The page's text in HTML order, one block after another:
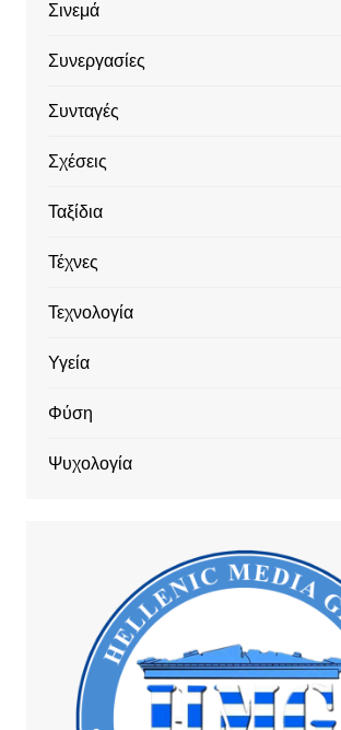
Σινεμά
Συνεργασίες
Συνταγές
Σχέσεις
Ταξίδια
Τέχνες
Τεχνολογία
Υγεία
Φύση
Ψυχολογία